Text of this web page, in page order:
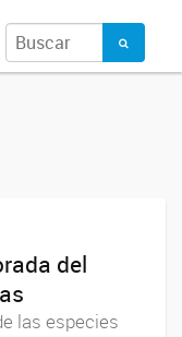
del
las especies